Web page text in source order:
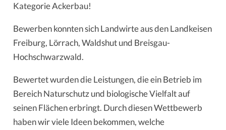
Kategorie Ackerbau!
Bewerben konnten sich Landwirte aus den Landkeisen
Freiburg, Lörrach, Waldshut und Breisgau-
Hochschwarzwald.
Bewertet wurden die Leistungen, die ein Betrieb im
Bereich Naturschutz und biologische Vielfalt auf
seinen Flächen erbringt. Durch diesen Wettbewerb
haben wir viele Ideen bekommen, welche